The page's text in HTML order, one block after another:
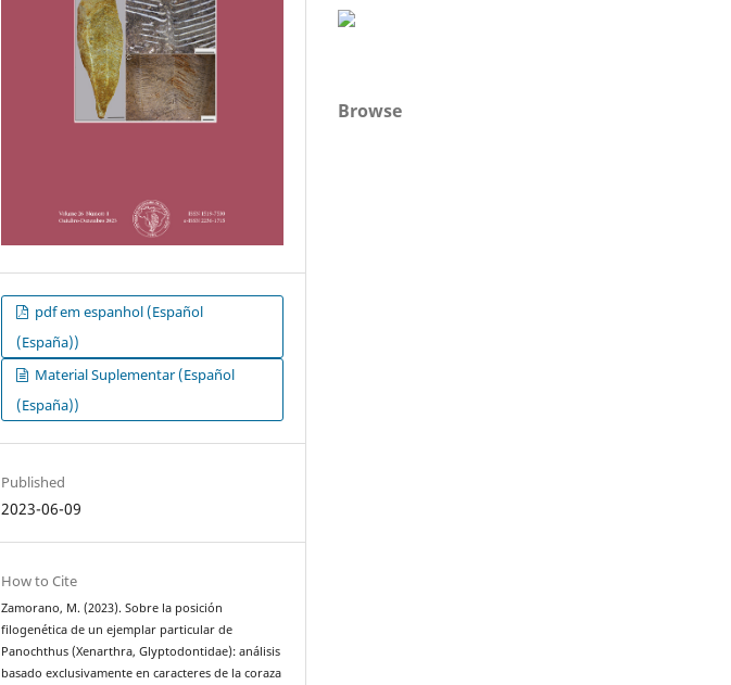
pdf em espanhol (Español
(España))
Material Suplementar (Español
(España))
Published
2023-06-09
How to Cite
Zamorano, M. (2023). Sobre la posición
filogenética de un ejemplar particular de
Panochthus (Xenarthra, Glyptodontidae): análisis
basado exclusivamente en caracteres de la coraza
Browse